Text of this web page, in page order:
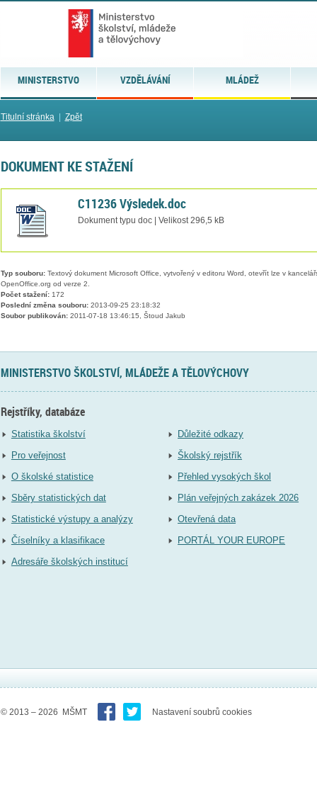
MINISTERSTVO VZDĚLÁVÁNÍ MLÁDEŽ
Titulní stránka| Zpět
DOKUMENT KE STAŽENÍ
C11236 Výsledek.doc
Dokument typu doc | Velikost 296,5 kB
Typ souboru:Textový dokument Microsoft Office, vytvořený v editoru Word, otevřít lze v
OpenOffice.org od verze 2.
Počet stažení:172
Poslední změna souboru:2013-09-25 23:18:32
Soubor publikován:2011-07-18 13:46:15, Štoud Jakub
MINISTERSTVO ŠKOLSTVÍ, MLÁDEŽE A TĚLOVÝCHOVY
Rejstříky, databáze
Statistika školství
Pro veřejnost
O školské statistice
Sběry statistických dat
Statistické výstupy a analýzy
Číselníky a klasifikace
Adresáře školských institucí
Důležité odkazy
Školský rejstřík
Přehled vysokých škol
Plán veřejných zakázek 2026
Otevřená data
PORTÁL YOUR EUROPE
© 2013 – 2026 MŠMT Nastavení soubrů cookies